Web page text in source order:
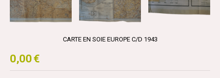
CARTE EN SOIE EUROPE C/D 1943
0,00 €